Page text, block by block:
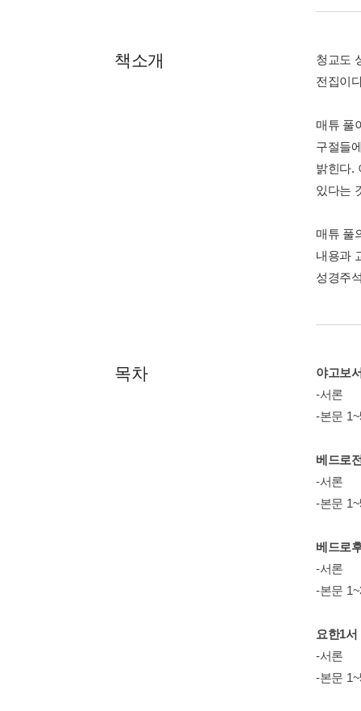
책소개
청교도
전집이
매튜 풀
구절들
밝힌다.
있다는
매튜 풀
내용과
성경주
목차
야고보
-서론
-본문
베드로
-서론
-본문
베드로
-서론
-본문
요한1서
-서론
-본문